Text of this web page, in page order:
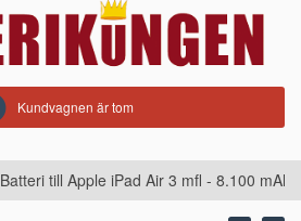
Kundvagnen är tom
Batteri till Apple iPad Air 3 mfl - 8.100 mAh